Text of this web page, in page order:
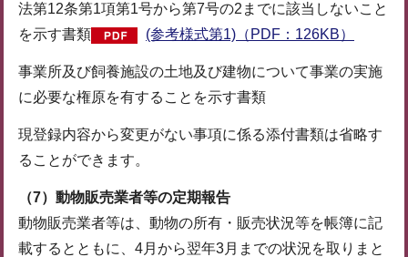
法第12条第1項第1号から第7号の2までに該当しないこと
を示す書類
(参考様式第1)（PDF：126KB）
事業所及び飼養施設の土地及び建物について事業の実施
に必要な権原を有することを示す書類
現登録内容から変更がない事項に係る添付書類は省略す
ることができます。
（7）動物販売業者等の定期報告
動物販売業者等は、動物の所有・販売状況等を帳簿に記
載するとともに、4月から翌年3月までの状況を取りまと